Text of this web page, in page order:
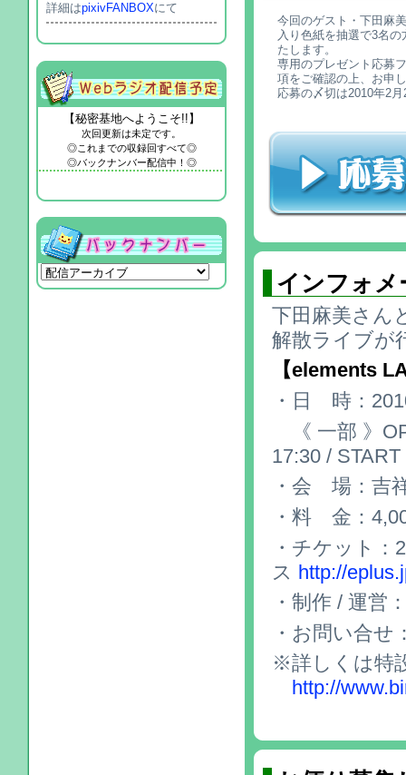
今回のゲスト・下田麻
入り色紙を抽選で3名
たします。
専用のプレゼント応募
項をご確認の上、お申
応募の〆切は2010年2
インフォメ
下田麻美さん
解散ライブが
【elements
・日 時：
《 一部 》
17:30 /
・会 場：吉
・料 金：
・チケット：
ス http://
・制作 / 運営
・お問い合せ
※詳しくは特
http://
詳細はpixivFANBOXにて
【秘密基地へようこそ!!】
次回更新は未定です。
◎これまでの収録回すべて◎
◎バックナンバー配信中！◎